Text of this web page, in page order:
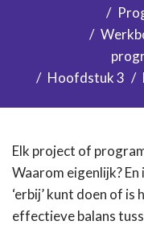
Hoofdstuk 3
Elk project of
Waarom eigenlijk?
‘erbij’ kunt doen of is
effectieve balans